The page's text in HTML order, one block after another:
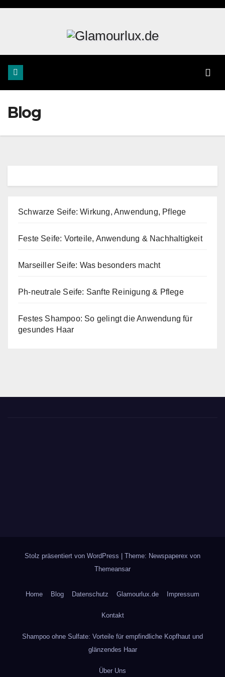
Zum
Blog
Schwarze Seife: Wirkung, Anwendung, Pflege
Feste Seife: Vorteile, Anwendung & Nachhaltigkeit
Marseiller Seife: Was besonders macht
Ph-neutrale Seife: Sanfte Reinigung & Pflege
Festes Shampoo: So gelingt die Anwendung für
gesundes Haar
Stolz präsentiert von WordPress
Theme: Newspaperex von
Themeansar
Home Blog Datenschutz Glamourlux.de Impressum
Kontakt
Shampoo ohne Sulfate: Vorteile für empfindliche Kopfhaut und
glänzendes Haar
Über Uns